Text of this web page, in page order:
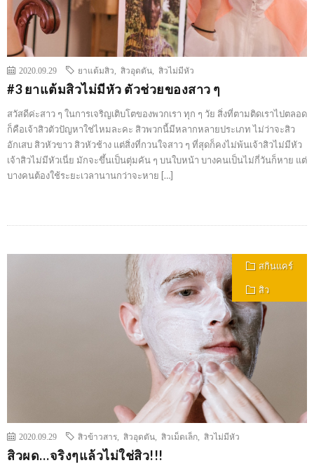
2020.09.29 ยาแต้มสิว สิวอุดตัน สิวไม่มีหัว
#3 ยาแต้มสิวไม่มีหัว ตัวช่วยของสาว ๆ
สวัสดีค่ะสาว ๆ ในการเจริญเติบโตของพวกเรา ทุก ๆ วัย สิ่งที่ตามติดเราไปตลอด
ก็คือเจ้าสิวตัวปัญหาใช่ไหมละคะ สิวพวกนี้มีหลากหลายประเภท ไม่ว่าจะสิว
อักเสบ สิวหัวขาว สิวหัวช้าง แต่สิ่งที่กวนใจสาว ๆ ที่สุดก็คงไม่พ้นเจ้าสิวไม่มีหัว
เจ้าสิวไม่มีหัวเนี่ย มักจะขึ้นเป็นตุ่มคัน ๆ บนใบหน้า บางคนเป็นไม่กี่วันก็หาย แต่
บางคนต้องใช้ระยะเวลานานกว่าจะหาย […]
สกินแคร์
สิว
2020.09.29 สิวข้าวสาร สิวอุดตัน สิวเม็ดเล็ก สิวไม่มีหัว
สิวผด…จริงๆแล้วไม่ใช่สิว!!!